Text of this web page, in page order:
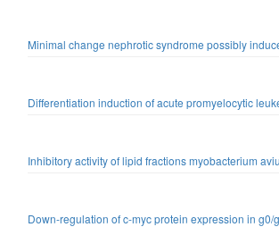
Minimal change nephrotic syndrome possibly
Differentiation induction of acute promyelocytic
Inhibitory activity of lipid fractions myobacterium
Down-regulation of c-myc protein expression in